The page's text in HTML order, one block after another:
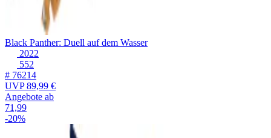
Black Panther: Duell auf dem Wasser
2022
552
# 76214
UVP89,99 €
Angebote ab
71,99
-20%